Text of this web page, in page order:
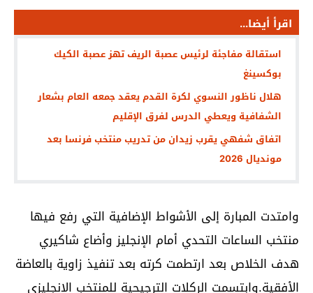
اقرأ أيضا...
استقالة مفاجئة لرئيس عصبة الريف تهز عصبة الكيك
بوكسينغ
هلال ناظور النسوي لكرة القدم يعقد جمعه العام بشعار
الشفافية ويعطي الدرس لفرق الإقليم
اتفاق شفهي يقرب زيدان من تدريب منتخب فرنسا بعد
مونديال 2026
وامتدت المبارة إلى الأشواط الإضافية التي رفع فيها
منتخب الساعات التحدي أمام الإنجليز وأضاع شاكيري
هدف الخلاص بعد ارتطمت كرته بعد تنفيذ زاوية بالعاضة
الأفقية.وابتسمت الركلات الترجيحية للمنتخب الإنجليزي